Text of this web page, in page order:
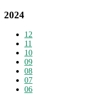
2024
12
11
10
09
08
07
06